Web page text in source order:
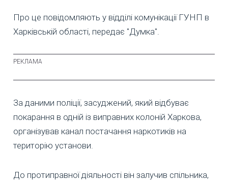
Про це повідомляють у відділі комунікації ГУНП в
Харківській області, передає "Думка".
За даними поліції, засуджений, який відбуває
покарання в одній із виправних колоній Харкова,
організував канал постачання наркотиків на
територію установи.
До протиправної діяльності він залучив спільника,